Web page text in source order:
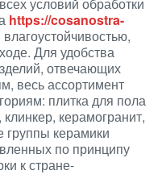
https://cosanostra-
влагоустойчивостью,
Для удобства
отвечающих
весь ассортимент
плитка для пола
керамогранит,
группы керамики
по принципу
к стране-